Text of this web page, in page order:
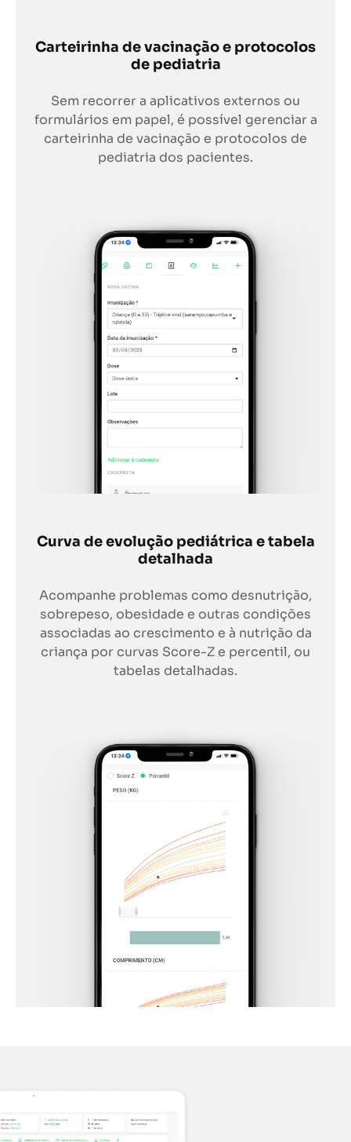
Carteirinha de vacinação e protocolos
de pediatria
Sem recorrer a aplicativos externos ou
formulários em papel, é possível gerenciar a
carteirinha de vacinação e protocolos de
pediatria dos pacientes.
Curva de evolução pediátrica e tabela
detalhada
Acompanhe problemas como desnutrição,
sobrepeso, obesidade e outras condições
associadas ao crescimento e à nutrição da
criança por curvas Score-Z e percentil, ou
tabelas detalhadas.